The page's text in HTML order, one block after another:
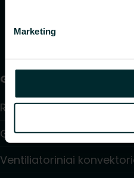
Marketing
Gaminiai
Radiatoriai ir
Grindinis šildymas ir
Ventiliatoriniai